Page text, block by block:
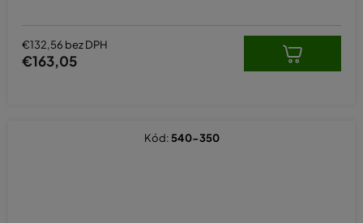
€132,56 bez DPH
€163,05
Kód: 540-350